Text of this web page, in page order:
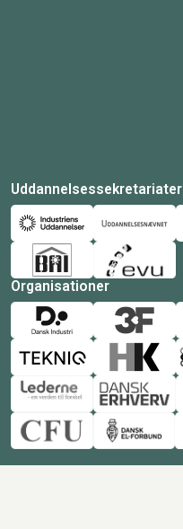
Uddannelsessekretariater
Organisationer